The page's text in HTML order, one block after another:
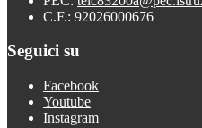
C.F.: 92026000676
Seguici su
Facebook
Youtube
Instagram